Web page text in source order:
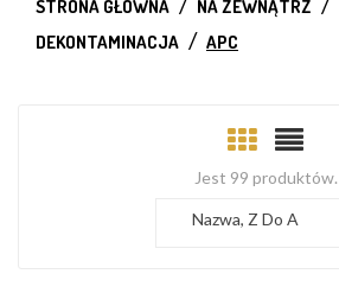
STRONA GŁÓWNA NA ZEWNĄTRZ
DEKONTAMINACJA
APC
Jest 99 produktów.
Nazwa, Z Do A